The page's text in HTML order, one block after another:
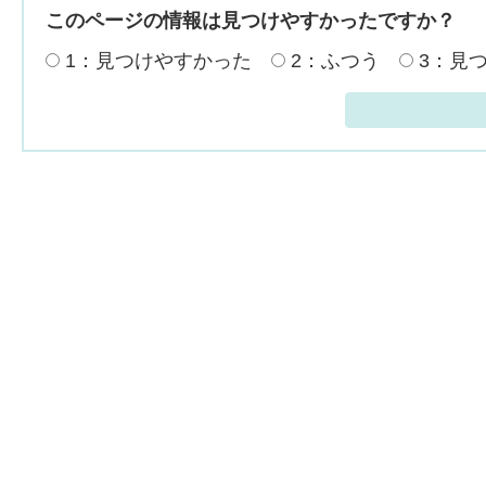
このページの情報は見つけやすかったですか？
1：見つけやすかった
2：ふつう 3：見